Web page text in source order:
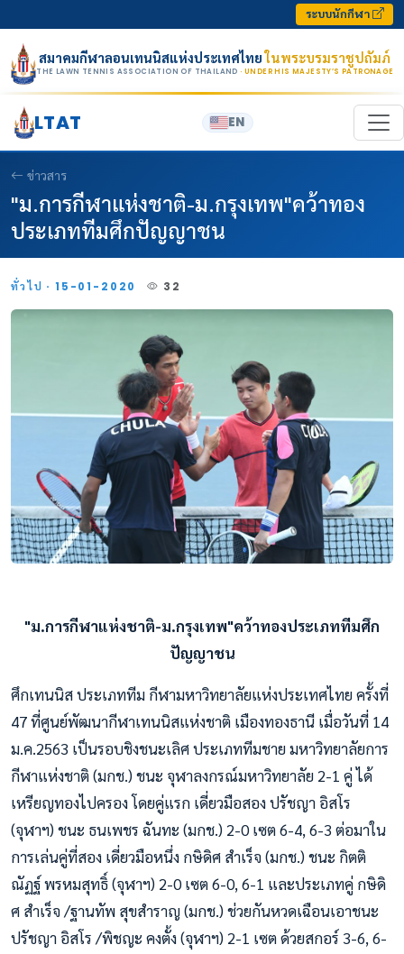
ระบบนักกีฬา
สมาคมกีฬาลอนเทนนิสแห่งประเทศไทยในพระบรมราชูปถัมภ์
THE LAWN TENNIS ASSOCIATION OF THAILAND · UNDER HIS MAJESTY’S PATRONAGE
LTAT EN
ข่าวสาร
"ม.การกีฬาแห่งชาติ-ม.กรุงเทพ"คว้าทอง
ประเภททีมศึกปัญญาชน
ทั่วไป · 15-01-2020 32
"ม.การกีฬาแห่งชาติ-ม.กรุงเทพ"คว้าทองประเภททีมศึก
ปัญญาชน
ศึกเทนนิส ประเภททีม กีฬามหาวิทยาลัยแห่งประเทศไทย ครั้งที่
47 ที่ศูนย์พัฒนากีฬาเทนนิสแห่งชาติ เมืองทองธานี เมื่อวันที่ 14
ม.ค.2563 เป็นรอบชิงชนะเลิศ ประเภททีมชาย มหาวิทยาลัยการ
กีฬาแห่งชาติ (มกช.) ชนะ จุฬาลงกรณ์มหาวิทยาลัย 2-1 คู่ ได้
เหรียญทองไปครอง โดยคู่แรก เดี่ยวมือสอง ปรัชญา อิสโร
(จุฬาฯ) ชนะ ธนเพชร ฉันทะ (มกช.) 2-0 เซต 6-4, 6-3 ต่อมาใน
การเล่นคู่ที่สอง เดี่ยวมือหนึ่ง กษิดิศ สำเร็จ (มกช.) ชนะ กิตติ
ณัฏฐ์ พรหมสุทธิ์ (จุฬาฯ) 2-0 เซต 6-0, 6-1 และประเภทคู่ กษิดิ
ศ สำเร็จ /ฐานทัพ สุขสำราญ (มกช.) ช่วยกันหวดเฉือนเอาชนะ
ปรัชญา อิสโร /พิชญะ คงตั้ง (จุฬาฯ) 2-1 เซต ด้วยสกอร์ 3-6, 6-